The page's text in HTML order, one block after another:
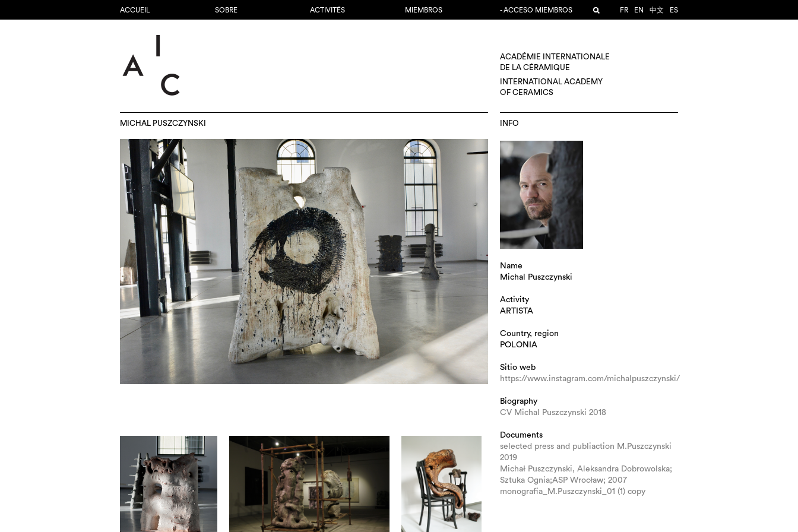
ACCUEIL SOBRE ACTIVITÉS MIEMBROS - ACCESO MIEMBROS FR EN 中文 ES
ACADÉMIE INTERNATIONALE
DE LA CÉRAMIQUE
INTERNATIONAL ACADEMY
OF CERAMICS
MICHAL PUSZCZYNSKI INFO
Name
Michal Puszczynski
Activity
ARTISTA
Country, region
POLONIA
Sitio web
https://www.instagram.com/michalpuszczynski/
Biography
CV Michal Puszczynski 2018
Documents
selected press and publiaction M.Puszczynski
2019
Michał Puszczynski, Aleksandra Dobrowolska;
Sztuka Ognia;ASP Wrocław; 2007
monografia_M.Puszczynski_01 (1) copy